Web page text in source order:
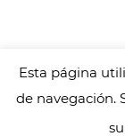
© Contenidos
1995-2021
Esta página
de navegación.